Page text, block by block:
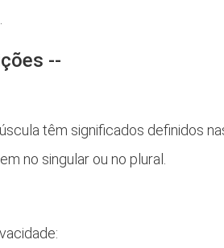
--
têm significados definidos
no singular ou no plural.